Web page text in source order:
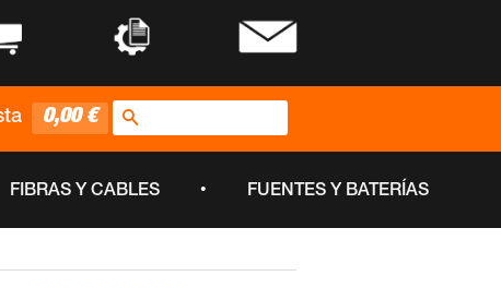
0,00 €
FIBRAS Y CABLES • FUENTES Y BATERÍAS